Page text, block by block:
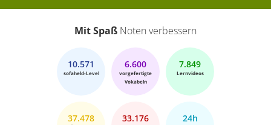
Mit Spaß Noten verbessern
10.571
sofaheld-Level
6.600
vorgefertigte
Vokabeln
7.849
Lernvideos
37.478 33.176 24h